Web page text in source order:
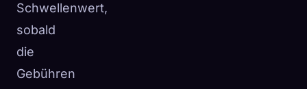
Schwellenwert,
sobald
die
Gebühren